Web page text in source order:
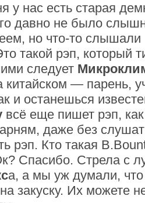
у нас есть старая
давно не было
но что-то
такой рэп, который
следует
китайском — парень,
и останешься
всё еще пишет рэп,
даже без
рэп. Кто такая
Спасибо. Стрела с
а, а мы уж думали,
закуску. Их можете